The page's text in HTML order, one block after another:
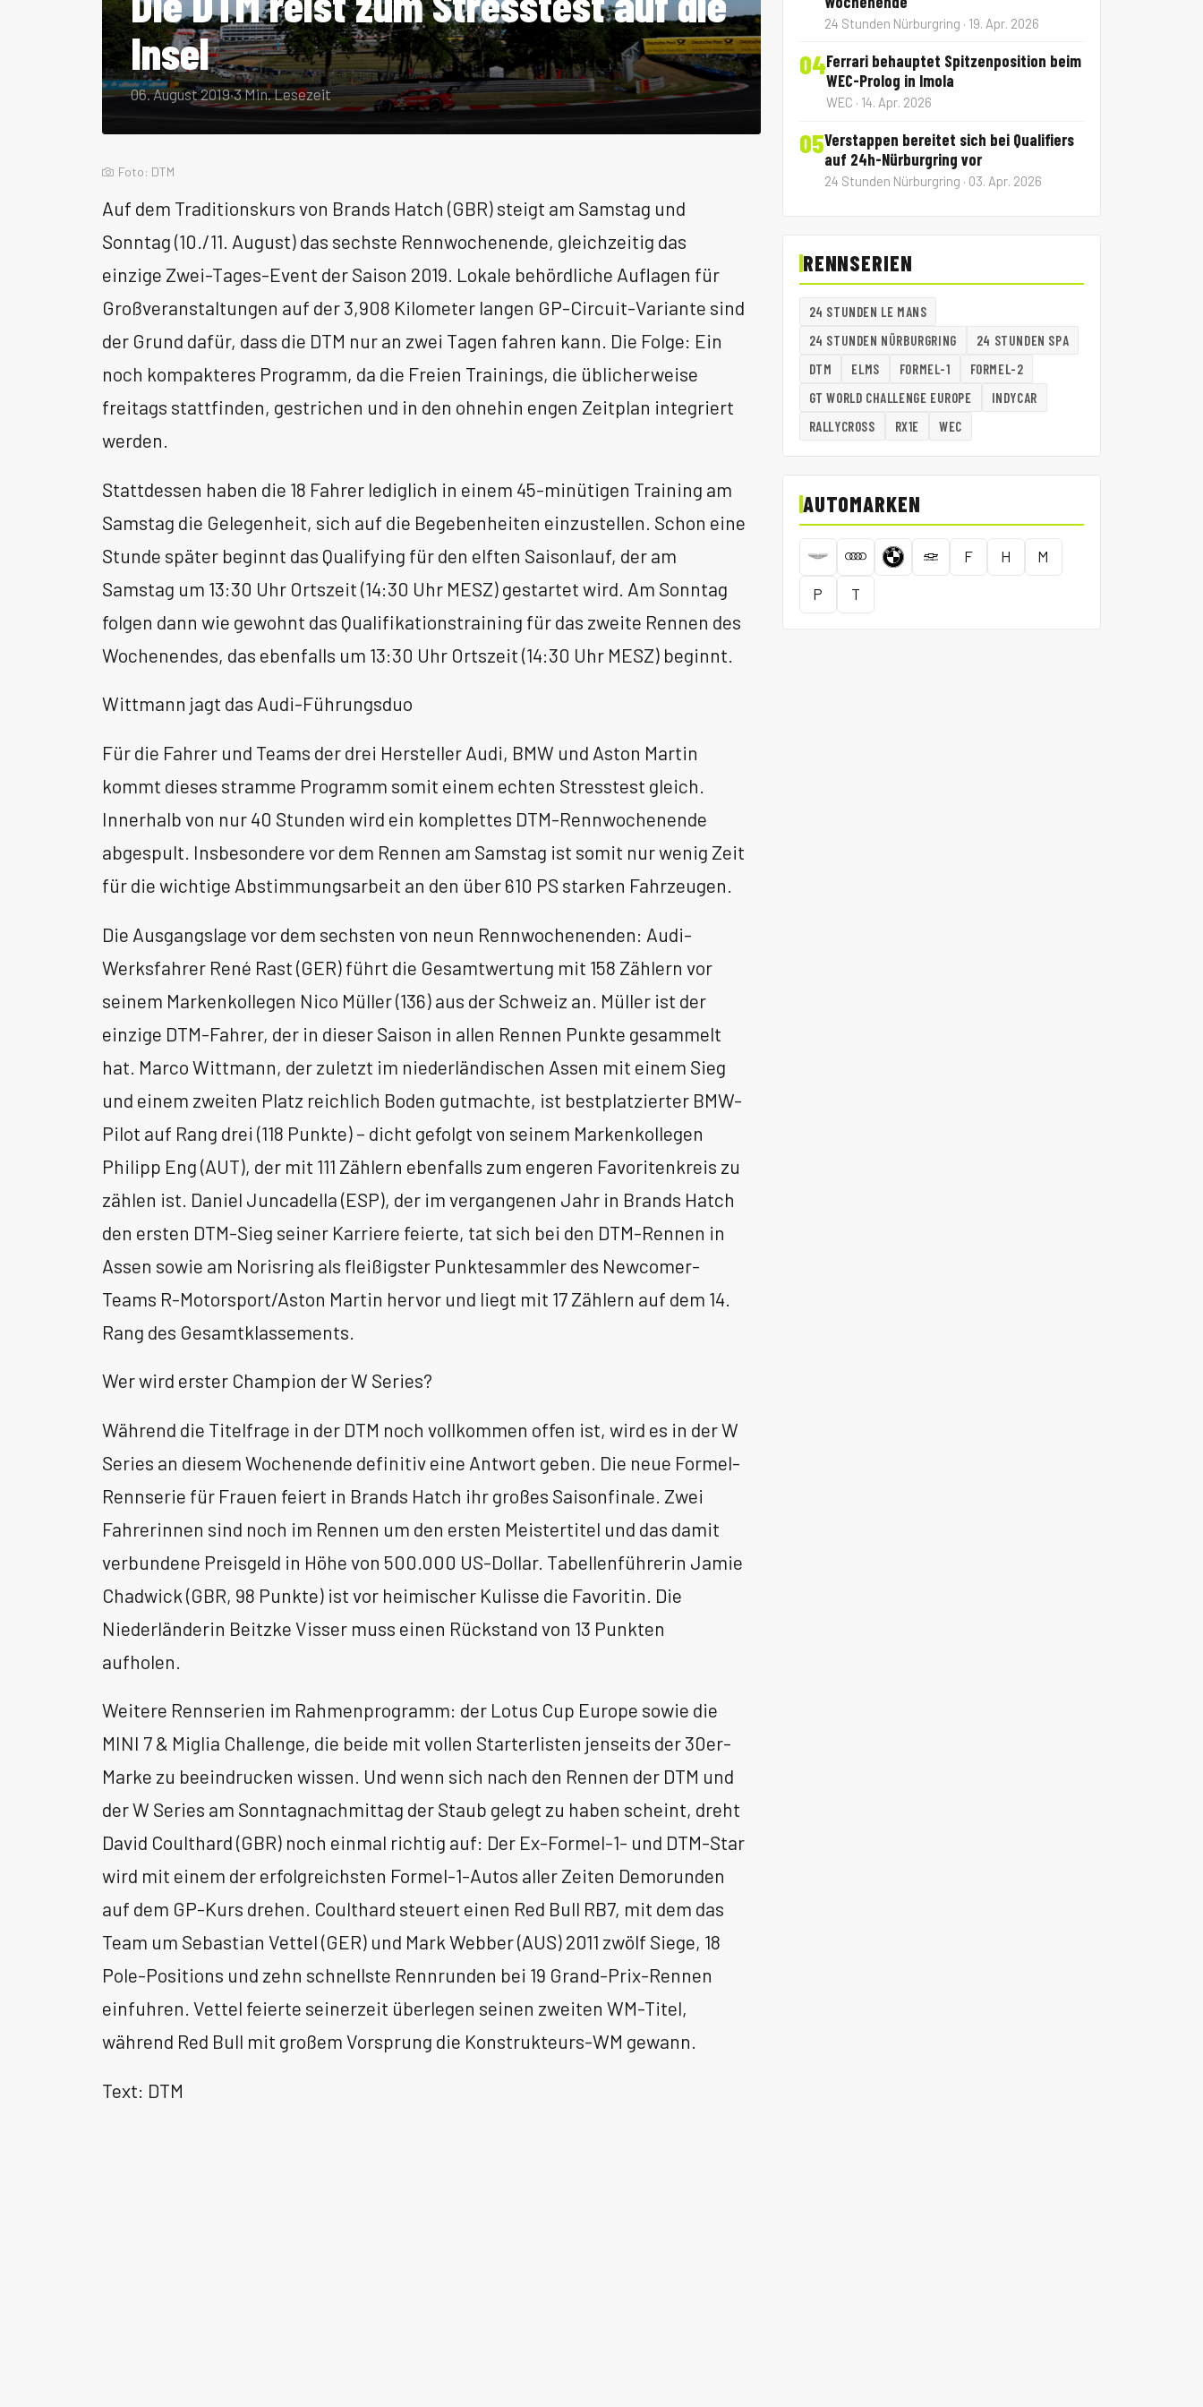
Insel
06. August 2019·3 Min. Lesezeit
Foto: DTM
Auf dem Traditionskurs von Brands Hatch (GBR) steigt am Samstag und
Sonntag (10./11. August) das sechste Rennwochenende, gleichzeitig das
einzige Zwei-Tages-Event der Saison 2019. Lokale behördliche Auflagen für
Großveranstaltungen auf der 3,908 Kilometer langen GP-Circuit-Variante sind
der Grund dafür, dass die DTM nur an zwei Tagen fahren kann. Die Folge: Ein
noch kompakteres Programm, da die Freien Trainings, die üblicherweise
freitags stattfinden, gestrichen und in den ohnehin engen Zeitplan integriert
werden.
Stattdessen haben die 18 Fahrer lediglich in einem 45-minütigen Training am
Samstag die Gelegenheit, sich auf die Begebenheiten einzustellen. Schon eine
Stunde später beginnt das Qualifying für den elften Saisonlauf, der am
Samstag um 13:30 Uhr Ortszeit (14:30 Uhr MESZ) gestartet wird. Am Sonntag
folgen dann wie gewohnt das Qualifikationstraining für das zweite Rennen des
Wochenendes, das ebenfalls um 13:30 Uhr Ortszeit (14:30 Uhr MESZ) beginnt.
Wittmann jagt das Audi-Führungsduo
Für die Fahrer und Teams der drei Hersteller Audi, BMW und Aston Martin
kommt dieses stramme Programm somit einem echten Stresstest gleich.
Innerhalb von nur 40 Stunden wird ein komplettes DTM-Rennwochenende
abgespult. Insbesondere vor dem Rennen am Samstag ist somit nur wenig Zeit
für die wichtige Abstimmungsarbeit an den über 610 PS starken Fahrzeugen.
Die Ausgangslage vor dem sechsten von neun Rennwochenenden: Audi-
Werksfahrer René Rast (GER) führt die Gesamtwertung mit 158 Zählern vor
seinem Markenkollegen Nico Müller (136) aus der Schweiz an. Müller ist der
einzige DTM-Fahrer, der in dieser Saison in allen Rennen Punkte gesammelt
hat. Marco Wittmann, der zuletzt im niederländischen Assen mit einem Sieg
und einem zweiten Platz reichlich Boden gutmachte, ist bestplatzierter BMW-
Pilot auf Rang drei (118 Punkte) – dicht gefolgt von seinem Markenkollegen
Philipp Eng (AUT), der mit 111 Zählern ebenfalls zum engeren Favoritenkreis zu
zählen ist. Daniel Juncadella (ESP), der im vergangenen Jahr in Brands Hatch
den ersten DTM-Sieg seiner Karriere feierte, tat sich bei den DTM-Rennen in
Assen sowie am Norisring als fleißigster Punktesammler des Newcomer-
Teams R-Motorsport/Aston Martin hervor und liegt mit 17 Zählern auf dem 14.
Rang des Gesamtklassements.
Wer wird erster Champion der W Series?
Während die Titelfrage in der DTM noch vollkommen offen ist, wird es in der W
Series an diesem Wochenende definitiv eine Antwort geben. Die neue Formel-
Rennserie für Frauen feiert in Brands Hatch ihr großes Saisonfinale. Zwei
Fahrerinnen sind noch im Rennen um den ersten Meistertitel und das damit
verbundene Preisgeld in Höhe von 500.000 US-Dollar. Tabellenführerin Jamie
Chadwick (GBR, 98 Punkte) ist vor heimischer Kulisse die Favoritin. Die
Niederländerin Beitzke Visser muss einen Rückstand von 13 Punkten
aufholen.
Weitere Rennserien im Rahmenprogramm: der Lotus Cup Europe sowie die
MINI 7 & Miglia Challenge, die beide mit vollen Starterlisten jenseits der 30er-
Marke zu beeindrucken wissen. Und wenn sich nach den Rennen der DTM und
der W Series am Sonntagnachmittag der Staub gelegt zu haben scheint, dreht
David Coulthard (GBR) noch einmal richtig auf: Der Ex-Formel-1- und DTM-Star
wird mit einem der erfolgreichsten Formel-1-Autos aller Zeiten Demorunden
auf dem GP-Kurs drehen. Coulthard steuert einen Red Bull RB7, mit dem das
Team um Sebastian Vettel (GER) und Mark Webber (AUS) 2011 zwölf Siege, 18
Pole-Positions und zehn schnellste Rennrunden bei 19 Grand-Prix-Rennen
einfuhren. Vettel feierte seinerzeit überlegen seinen zweiten WM-Titel,
während Red Bull mit großem Vorsprung die Konstrukteurs-WM gewann.
Text: DTM
24 Stunden Nürburgring · 19. Apr. 2026
04Ferrari behauptet Spitzenposition beim
WEC-Prolog in Imola
WEC · 14. Apr. 2026
05Verstappen bereitet sich bei Qualifiers
auf 24h-Nürburgring vor
24 Stunden Nürburgring · 03. Apr. 2026
RENNSERIEN
24 STUNDEN LE MANS
24 STUNDEN NÜRBURGRING
24 STUNDEN SPA
DTM
ELMS FORMEL-1
FORMEL-2
GT WORLD CHALLENGE EUROPE
INDYCAR
RALLYCROSS
RX1E WEC
AUTOMARKEN
F H M
P T